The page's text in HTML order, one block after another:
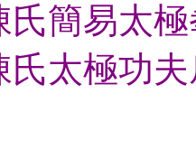
氏簡易太
氏太極功